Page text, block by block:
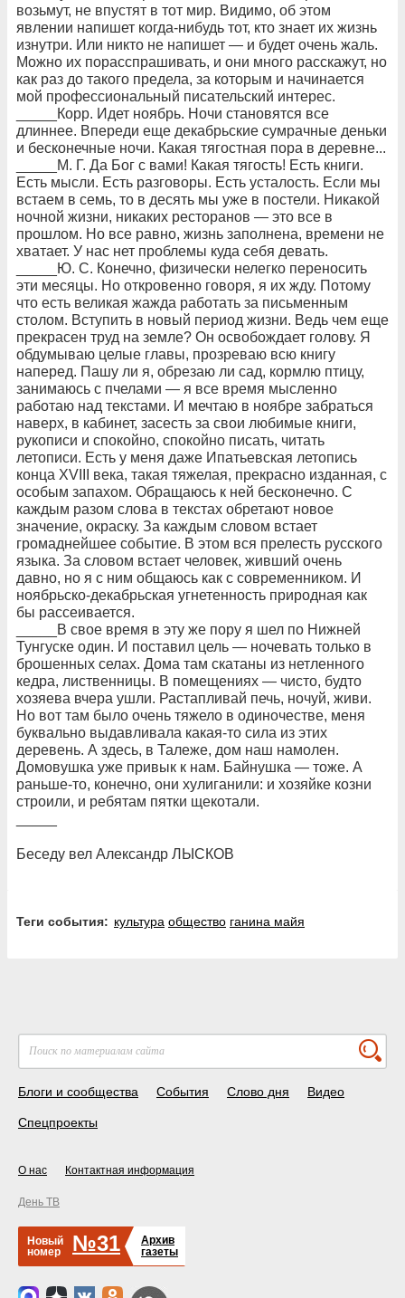
возьмут, не впустят в тот мир. Видимо, об этом
явлении напишет когда-нибудь тот, кто знает их жизнь
изнутри. Или никто не напишет — и будет очень жаль.
Можно их порасспрашивать, и они много расскажут, но
как раз до такого предела, за которым и начинается
мой профессиональный писательский интерес.
_____Корр. Идет ноябрь. Ночи становятся все
длиннее. Впереди еще декабрьские сумрачные деньки
и бесконечные ночи. Какая тягостная пора в деревне...
_____М. Г. Да Бог с вами! Какая тягость! Есть книги.
Есть мысли. Есть разговоры. Есть усталость. Если мы
встаем в семь, то в десять мы уже в постели. Никакой
ночной жизни, никаких ресторанов — это все в
прошлом. Но все равно, жизнь заполнена, времени не
хватает. У нас нет проблемы куда себя девать.
_____Ю. С. Конечно, физически нелегко переносить
эти месяцы. Но откровенно говоря, я их жду. Потому
что есть великая жажда работать за письменным
столом. Вступить в новый период жизни. Ведь чем еще
прекрасен труд на земле? Он освобождает голову. Я
обдумываю целые главы, прозреваю всю книгу
наперед. Пашу ли я, обрезаю ли сад, кормлю птицу,
занимаюсь с пчелами — я все время мысленно
работаю над текстами. И мечтаю в ноябре забраться
наверх, в кабинет, засесть за свои любимые книги,
рукописи и спокойно, спокойно писать, читать
летописи. Есть у меня даже Ипатьевская летопись
конца XVIII века, такая тяжелая, прекрасно изданная, с
особым запахом. Обращаюсь к ней бесконечно. С
каждым разом слова в текстах обретают новое
значение, окраску. За каждым словом встает
громаднейшее событие. В этом вся прелесть русского
языка. За словом встает человек, живший очень
давно, но я с ним общаюсь как с современником. И
ноябрьско-декабрьская угнетенность природная как
бы рассеивается.
_____В свое время в эту же пору я шел по Нижней
Тунгуске один. И поставил цель — ночевать только в
брошенных селах. Дома там скатаны из нетленного
кедра, лиственницы. В помещениях — чисто, будто
хозяева вчера ушли. Растапливай печь, ночуй, живи.
Но вот там было очень тяжело в одиночестве, меня
буквально выдавливала какая-то сила из этих
деревень. А здесь, в Талеже, дом наш намолен.
Домовушка уже привык к нам. Байнушка — тоже. А
раньше-то, конечно, они хулиганили: и хозяйке козни
строили, и ребятам пятки щекотали.
Беседу вел Александр ЛЫСКОВ
Теги события: культура общество ганина майя
Блоги и сообщества События Слово дня Видео
Спецпроекты
О нас Контактная информация
День ТВ
Новый
номер
№31
Архив
газеты